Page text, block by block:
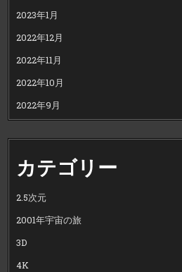
2023年1月
2022年12月
2022年11月
2022年10月
2022年9月
カテゴリー
2.5次元
2001年宇宙の旅
3D
4K